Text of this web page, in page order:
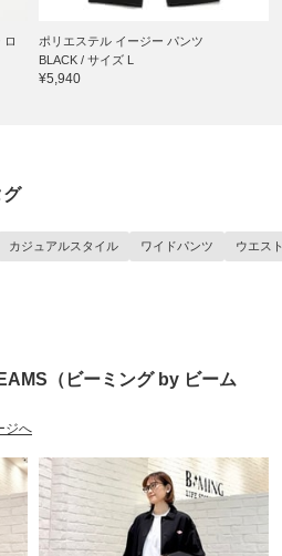
ロ
ポリエステル イージー パンツ
BLACK / サイズ L
¥5,940
グ
カジュアルスタイル ワイドパンツ ウエス
（ビーミング by ビーム
ジへ